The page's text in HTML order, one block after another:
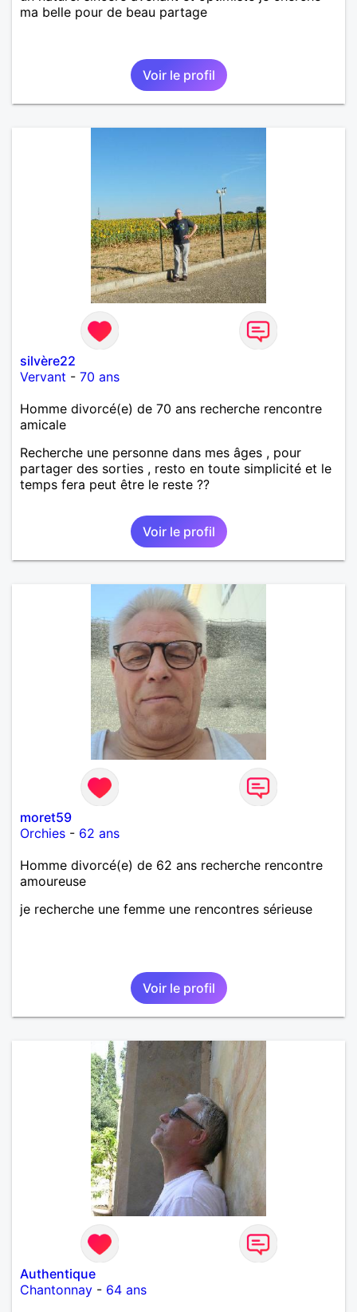
ma belle pour de beau partage
Voir le profil
silvère22
Vervant - 70 ans
Homme divorcé(e) de 70 ans recherche rencontre
amicale
Recherche une personne dans mes âges , pour
partager des sorties , resto en toute simplicité et le
temps fera peut être le reste ??
Voir le profil
moret59
Orchies - 62 ans
Homme divorcé(e) de 62 ans recherche rencontre
amoureuse
je recherche une femme une rencontres sérieuse
Voir le profil
Authentique
Chantonnay - 64 ans